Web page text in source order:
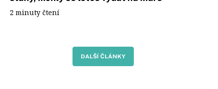
2 minuty čtení
DALŠÍ ČLÁNKY